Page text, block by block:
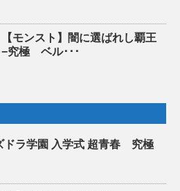
【モンスト】闇に選ばれし覇王
−究極 ベル･･･
ドラ学園 入学式 超青春 究極